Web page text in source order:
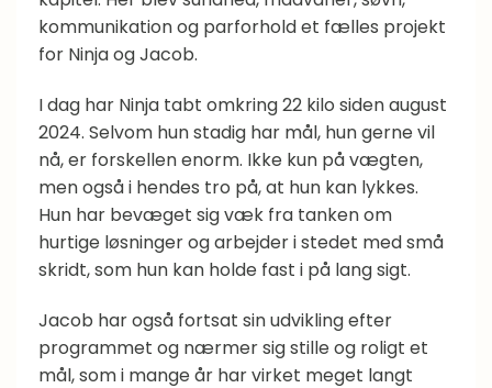
kommunikation og parforhold et fælles projekt
for Ninja og Jacob.
I dag har Ninja tabt omkring 22 kilo siden august
2024. Selvom hun stadig har mål, hun gerne vil
nå, er forskellen enorm. Ikke kun på vægten,
men også i hendes tro på, at hun kan lykkes.
Hun har bevæget sig væk fra tanken om
hurtige løsninger og arbejder i stedet med små
skridt, som hun kan holde fast i på lang sigt.
Jacob har også fortsat sin udvikling efter
programmet og nærmer sig stille og roligt et
mål, som i mange år har virket meget langt